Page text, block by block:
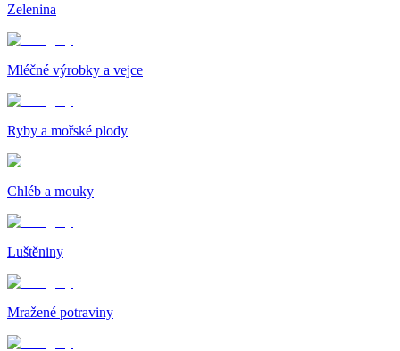
Zelenina
Mléčné výrobky a vejce
Ryby a mořské plody
Chléb a mouky
Luštěniny
Mražené potraviny